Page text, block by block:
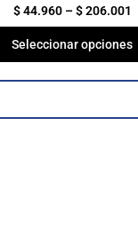
$44.960–$206.001
Seleccionar opciones